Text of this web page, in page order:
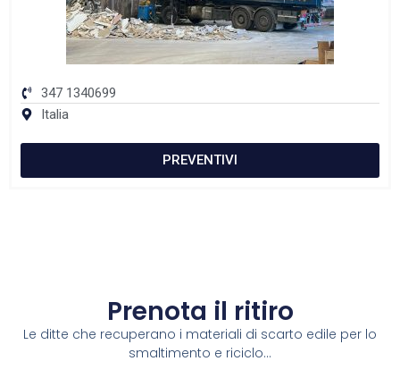
347 1340699
Italia
PREVENTIVI
Prenota il ritiro
Le ditte che recuperano i materiali di scarto edile per lo
smaltimento e riciclo...